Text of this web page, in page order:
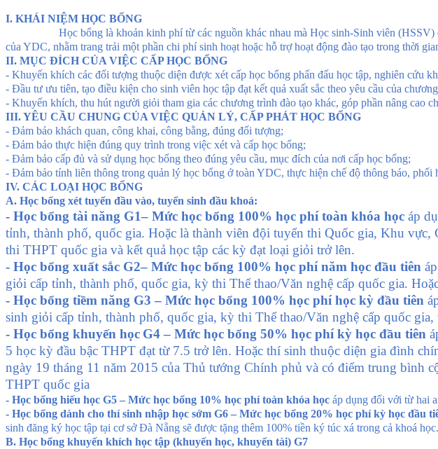
I. KHÁI NIỆM HỌC BỔNG
Học bổng là khoản kinh phí từ các nguồn khác nhau mà Học sinh-Sinh viên (HSSV) của
của YDC, nhằm trang trải một phần chi phí sinh hoạt hoặc hỗ trợ hoạt động đào tạo trong thời
II. MỤC ĐÍCH CỦA VIỆC CẤP HỌC BỔNG
- Khuyến khích các đối tượng thuộc diện được xét cấp học bổng phấn đấu học tập, nghiên cứu
- Đầu tư ưu tiên, tạo điều kiện cho sinh viên học tập đạt kết quả xuất sắc theo yêu cầu của
- Khuyến khích, thu hút người giỏi tham gia các chương trình đào tạo khác, góp phần nâng cao
III. YÊU CẦU CHUNG CỦA VIỆC QUẢN LÝ, CẤP PHÁT HỌC BỔNG
- Đảm bảo khách quan, công khai, công bằng, đúng đối tượng;
- Đảm bảo thực hiện đúng quy trình trong việc xét và cấp học bổng;
- Đảm bảo cấp đủ và sử dụng học bổng theo đúng yêu cầu, mục đích của nơi cấp học bổng;
- Đảm bảo tính liên thông trong quản lý học bổng ở toàn YDC, thực hiện chế độ thông báo,
IV. CÁC LOẠI HỌC BỔNG
A. Học bổng xét tuyển đầu vào, tuyển sinh đầu khoá:
- Học bổng tài năng G1– Mức học bổng 100% học phí toàn khóa học áp
tỉnh, thành phố, quốc gia. Hoặc là thành viên đội tuyển thi Quốc gia, Khu
thi THPT quốc gia và kết quả học tập các kỳ đạt loại giỏi trở lên.
- Học bổng xuất sắc G2– Mức học bổng 100% học phí năm học đầu tiên
giỏi cấp tỉnh, thành phố, quốc gia, kỳ thi Thể thao/Văn nghệ cấp quốc gia.
- Học bổng tiềm năng G3– Mức học bổng 100% học phí học kỳ đầu tiên
sinh giỏi cấp tỉnh, thành phố, quốc gia, kỳ thi Thể thao/Văn nghệ cấp quốc gia,
- Học bổng khuyến học G4– Mức học bổng 50% học phí kỳ học đầu tiên
5 học kỳ đầu bậc THPT đạt từ 7.5 trở lên. Hoặc thí sinh thuộc diện gia đình
ngày 19 tháng 11 năm 2015 của Thủ tướng Chính phủ và có điểm trung
THPT quốc gia
- Học bổng hiếu học G5 – Mức học bổng 10% học phí toàn khóa học áp dụng đối với từ hai
- Học bổng dành cho thí sinh nhập học sớm G6 – Mức học bổng 20% học phí kỳ học đầu
sinh đăng ký học tập tại cơ sở Đà Nẵng sẽ được tặng thêm 100% tiền ký túc xá trong cả khoá học.
B. Học bổng khuyến khích học tập (khuyến học, khuyến tài) G7